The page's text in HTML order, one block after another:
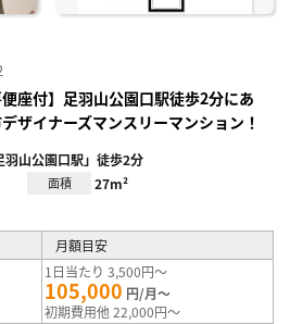
座付】足羽山公園口駅徒歩2分にあ
ザイナーズマンスリーマンション！
羽山公園口駅」徒歩2分
面積 27m²
月額目安
1日当たり 3,500円～
105,000 円/月～
初期費用他 22,000円～